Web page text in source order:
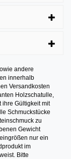
andere
innerhalb
Versandkosten
Holzschatulle,
ihre Gültigkeit mit
Schmuckstücke
zu
Gewicht
nur ein
im
Bitte